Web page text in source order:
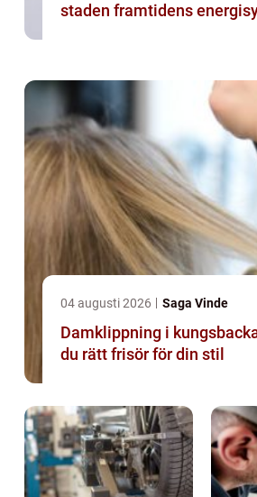
staden framtidens
04 augusti 2026 Saga Vinde
Damklippning i kungsbacka så
du rätt frisör för din stil